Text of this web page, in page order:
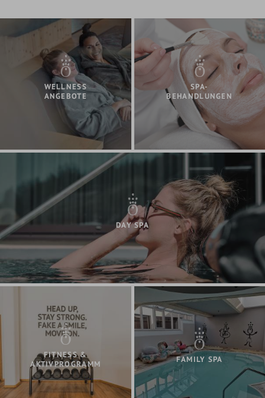
Drinnen laden großzügige Liegebereiche zum
Entspannen und Innehalten ein. Draußen wartet das
Sundeck – mit Liegen, Bergluft und diesem
angenehmen Gefühl, dass die Welt dort unten
weiterläuft, selbst aber gerade nicht muss. Im Sommer
unter offenem Himmel, im Winter mit dem Blick auf
stille Schneehänge. Ein Spa Hotel im Salzburger Land,
das versteht: Entspannung braucht Raum.
WELLNESS
ANGEBOTE
SPA-
BEHANDLUNGEN
DAY SPA
FITNESS &
AKTIVPROGRAMM
FAMILY SPA